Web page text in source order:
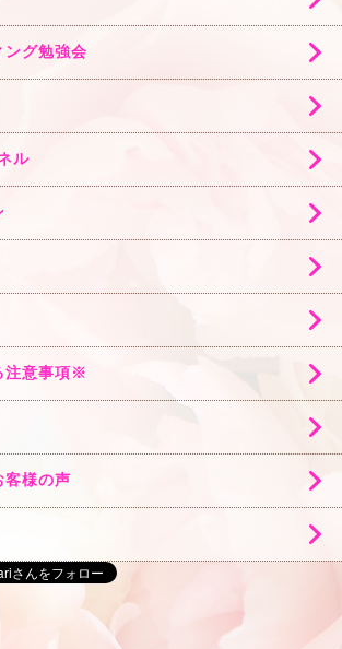
ング勉強会
ル
注意事項※
客様の声